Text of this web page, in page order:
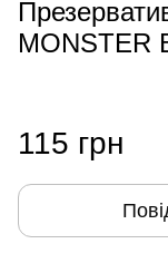
MONSTER
115 грн